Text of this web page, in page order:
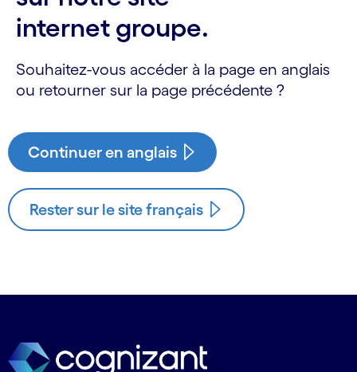
internet groupe.
Souhaitez-vous accéder à la page en anglais
ou retourner sur la page précédente ?
Continuer en anglais
Rester sur le site français